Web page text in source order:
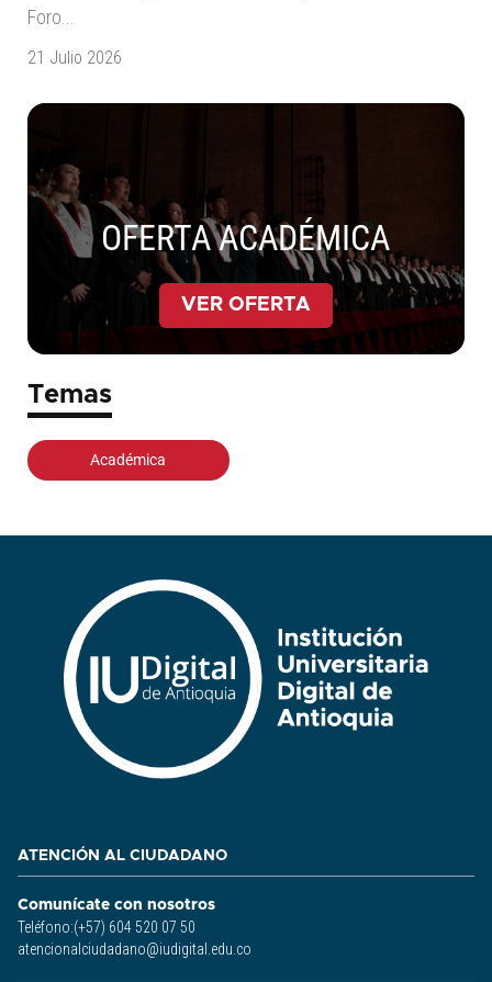
Foro...
21 Julio 2026
OFERTA ACADÉMICA
VER OFERTA
Temas
Académica
ATENCIÓN AL CIUDADANO
Comunícate con nosotros
Teléfono:(+57) 604 520 07 50
atencionalciudadano@iudigital.edu.co